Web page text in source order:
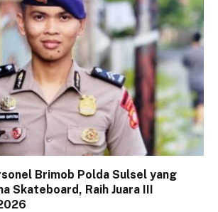
Brimob Polda Sulsel yang
Skateboard, Raih Juara III